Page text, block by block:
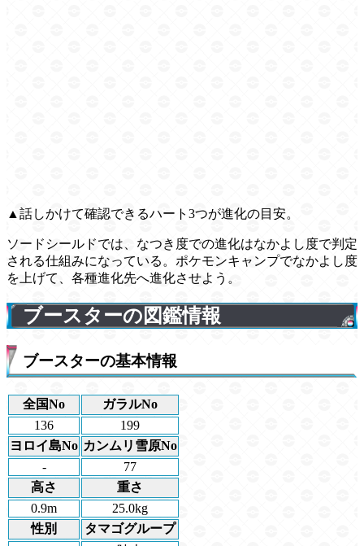
▲話しかけて確認できるハート3つが進化の目安。
ソードシールドでは、なつき度での進化はなかよし度で判定
される仕組みになっている。ポケモンキャンプでなかよし度
を上げて、各種進化先へ進化させよう。
ブースターの図鑑情報
ブースターの基本情報
全国No
ガラルNo
136
199
ヨロイ島No カンムリ雪原No
-
77
高さ
重さ
0.9m
25.0kg
性別
タマゴグループ